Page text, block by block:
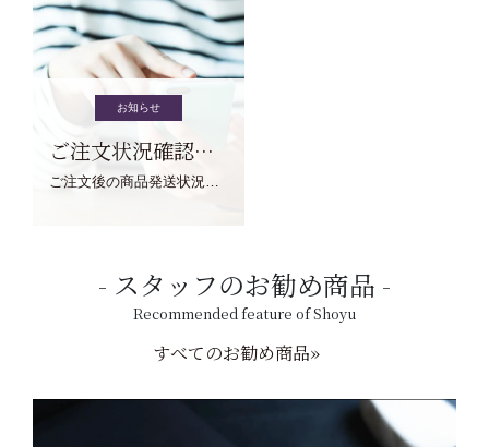
お知らせ
ご注文状況確認について
ご注文後の商品発送状況については、こちらからご確認くださいませ。
スタッフのお勧め商品
Recommended feature of Shoyu
すべてのお勧め商品»